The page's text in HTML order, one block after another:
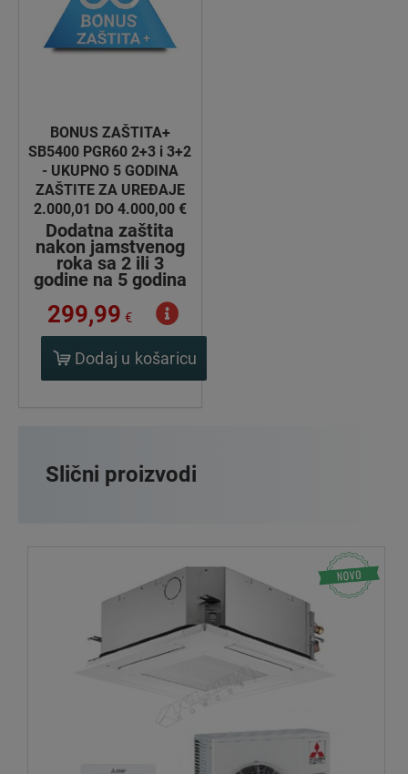
BONUS ZAŠTITA+
SB5400 PGR60 2+3 i 3+2
- UKUPNO 5 GODINA
ZAŠTITE ZA UREĐAJE
2.000,01 DO 4.000,00 €
Dodatna zaštita
nakon jamstvenog
roka sa 2 ili 3
godine na 5 godina
299,99 €
Dodaj u košaricu
Slični proizvodi